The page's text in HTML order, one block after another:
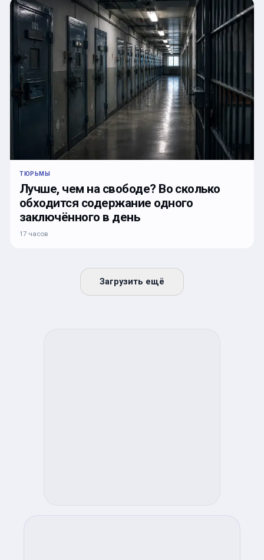
ТЮРЬМЫ
Лучше, чем на свободе? Во сколько
обходится содержание одного
заключённого в день
17 часов
Загрузить ещё